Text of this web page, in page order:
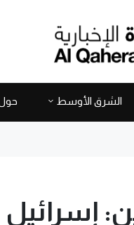
الشرق الأوسط حول
إسرائيل